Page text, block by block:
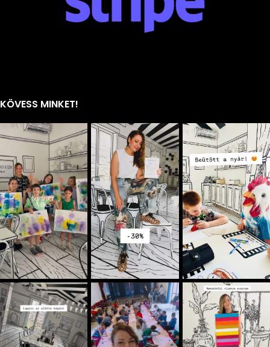
KÖVESS MINKET!